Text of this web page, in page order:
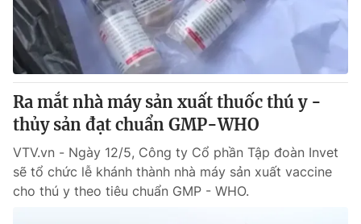
Ra mắt nhà máy sản xuất thuốc thú y -
thủy sản đạt chuẩn GMP-WHO
VTV.vn - Ngày 12/5, Công ty Cổ phần Tập đoàn Invet
sẽ tổ chức lễ khánh thành nhà máy sản xuất vaccine
cho thú y theo tiêu chuẩn GMP - WHO.